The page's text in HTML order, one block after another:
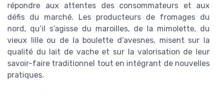
répondre aux attentes des consommateurs et aux
défis du marché. Les producteurs de fromages du
nord, qu’il s’agisse du maroilles, de la mimolette, du
vieux lille ou de la boulette d’avesnes, misent sur la
qualité du lait de vache et sur la valorisation de leur
savoir-faire traditionnel tout en intégrant de nouvelles
pratiques.